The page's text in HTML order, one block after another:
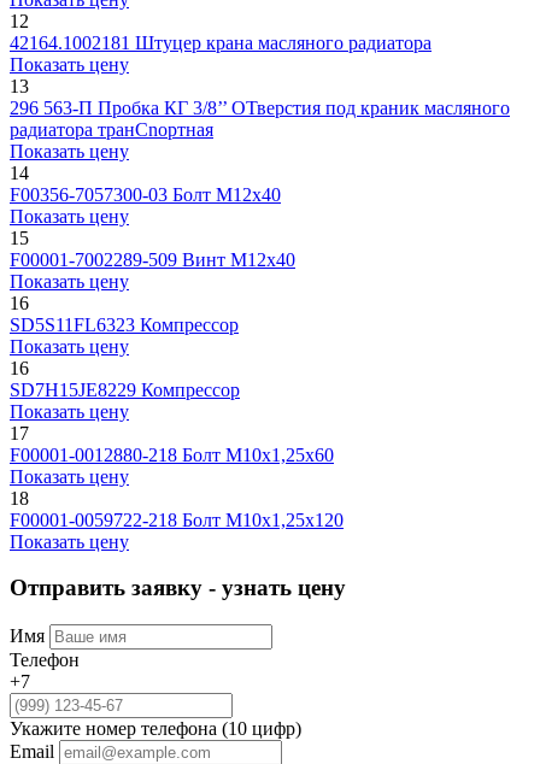
12
42164.1002181 Штуцер крана масляного радиатора
Показать цену
13
296 563-П Пробка КГ 3/8’’ ОТверстия под краник масляного
радиатора транCnортная
Показать цену
14
F00356-7057300-03 Болт М12х40
Показать цену
15
F00001-7002289-509 Винт М12x40
Показать цену
16
SD5S11FL6323 Компрессор
Показать цену
16
SD7H15JE8229 Компрессор
Показать цену
17
F00001-0012880-218 Болт М10х1,25х60
Показать цену
18
F00001-0059722-218 Болт М10х1,25х120
Показать цену
Отправить заявку - узнать цену
Имя
Телефон
+7
Укажите номер телефона (10 цифр)
Email